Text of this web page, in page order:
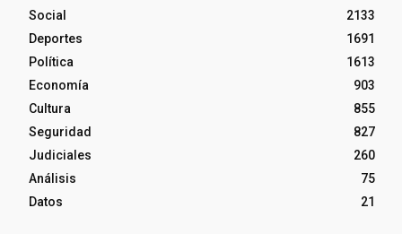
Social
2133
Deportes
1691
Política
1613
Economía
903
Cultura
855
Seguridad
827
Judiciales
260
Análisis
75
Datos
21